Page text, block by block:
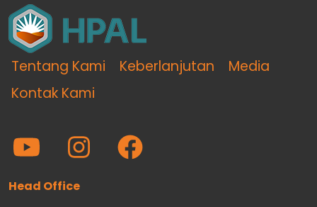
Tentang Kami Keberlanjutan
Media
Kontak Kami
Head Office